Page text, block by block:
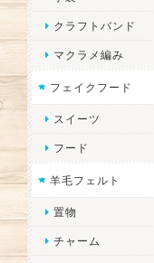
クラフトバンド
マクラメ編み
フェイクフード
スイーツ
フード
羊毛フェルト
置物
チャーム